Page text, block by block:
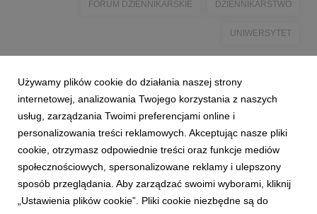
FORUM DZIENNIKARSKIE DZIENNIKARSTWO
UNIWERSYTET
Używamy plików cookie do działania naszej strony
internetowej, analizowania Twojego korzystania z naszych
usług, zarządzania Twoimi preferencjami online i
personalizowania treści reklamowych. Akceptując nasze pliki
cookie, otrzymasz odpowiednie treści oraz funkcje mediów
społecznościowych, spersonalizowane reklamy i ulepszony
sposób przeglądania. Aby zarządzać swoimi wyborami, kliknij
„Ustawienia plików cookie”. Pliki cookie niezbędne są do